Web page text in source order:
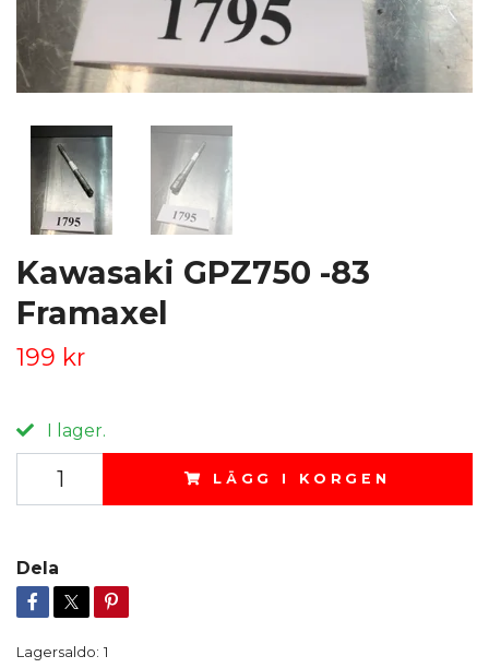
Kawasaki GPZ750 -83
Framaxel
199 kr
I lager.
LÄGG I KORGEN
Dela
Lagersaldo: 1